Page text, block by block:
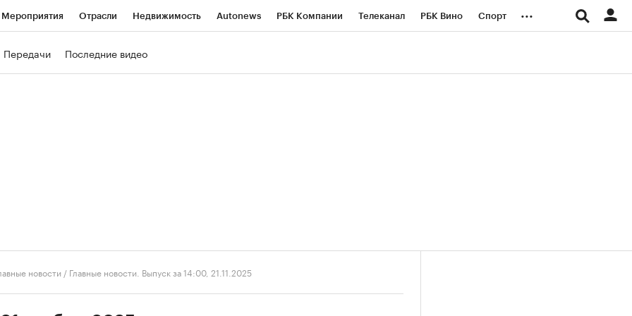
Мероприятия Отрасли Недвижимость Autonews РБК Компании Телеканал РБК Вино Спорт ...
Передачи Последние видео
новости / Главные новости. Выпуск за 14:00, 21.11.2025